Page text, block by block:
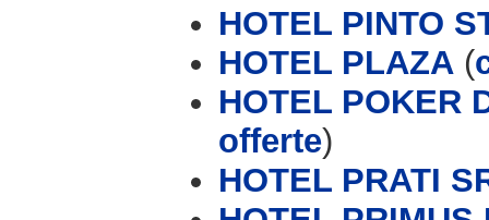
HOTEL PINTO
HOTEL PLAZA (
HOTEL POKER
offerte)
HOTEL PRATI